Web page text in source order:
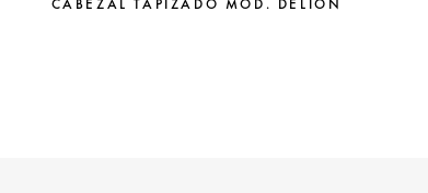
CABEZAL TAPIZADO MOD. DELION